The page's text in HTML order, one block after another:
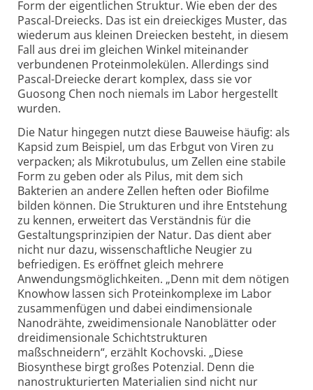
Form der eigentlichen Struktur. Wie eben der des
Pascal-Dreiecks. Das ist ein dreieckiges Muster, das
wiederum aus kleinen Dreiecken besteht, in diesem
Fall aus drei im gleichen Winkel miteinander
verbundenen Protein­molekülen. Allerdings sind
Pascal-Dreiecke derart komplex, dass sie vor
Guosong Chen noch niemals im Labor hergestellt
wurden.
Die Natur hingegen nutzt diese Bauweise häufig: als
Kapsid zum Beispiel, um das Erbgut von Viren zu
verpacken; als Mikrotubulus, um Zellen eine stabile
Form zu geben oder als Pilus, mit dem sich
Bakterien an andere Zellen heften oder Biofilme
bilden können. Die Strukturen und ihre Entstehung
zu kennen, erweitert das Verständnis für die
Gestaltungsprinzipien der Natur. Das dient aber
nicht nur dazu, wissenschaftliche Neugier zu
befriedigen. Es eröffnet gleich mehrere
Anwendungs­möglichkeiten. „Denn mit dem nötigen
Knowhow lassen sich Proteinkomplexe im Labor
zusammenfügen und dabei eindimensionale
Nanodrähte, zweidimensionale Nanoblätter oder
dreidimensionale Schicht­strukturen
maßschneidern“, erzählt Kochovski. „Diese
Biosynthese birgt großes Potenzial. Denn die
nanostrukturierten Materialien sind nicht nur